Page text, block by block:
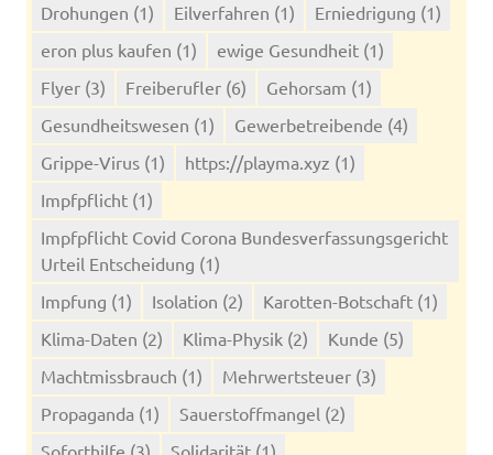
Drohungen (1) Eilverfahren (1) Erniedrigung (1)
eron plus kaufen (1) ewige Gesundheit (1)
Flyer (3) Freiberufler (6) Gehorsam (1)
Gesundheitswesen (1) Gewerbetreibende (4)
Grippe-Virus (1) https://playma.xyz (1)
Impfpflicht (1)
Impfpflicht Covid Corona Bundesverfassungsgericht
Urteil Entscheidung (1)
Impfung (1) Isolation (2) Karotten-Botschaft (1)
Klima-Daten (2) Klima-Physik (2) Kunde (5)
Machtmissbrauch (1) Mehrwertsteuer (3)
Propaganda (1) Sauerstoffmangel (2)